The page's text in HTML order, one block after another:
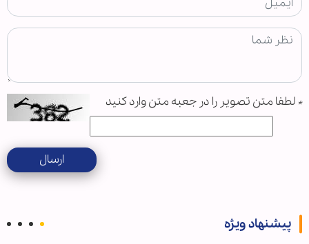
* لطفا متن تصویر را در جعبه متن وارد کنید
ارسال
پیشنهاد ویژه